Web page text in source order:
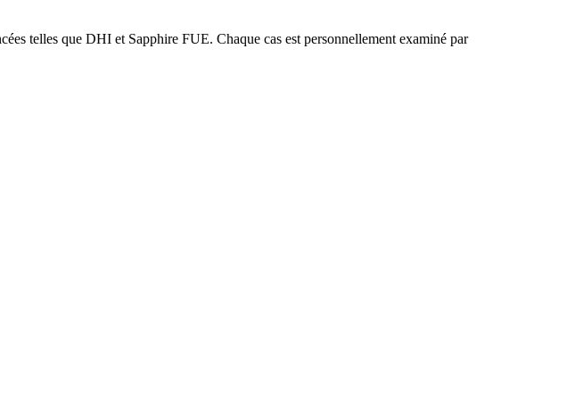
telles que DHI et Sapphire FUE. Chaque cas est personnellement examiné par